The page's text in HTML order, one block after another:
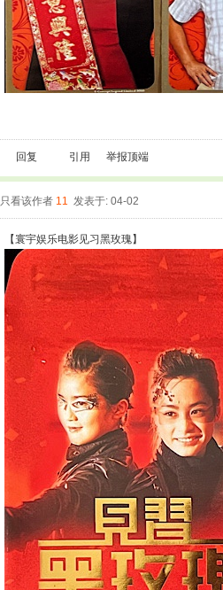
回复 引用 举报顶端
只看该作者 11 发表于: 04-02
【寰宇娱乐电影见习黑玫瑰】